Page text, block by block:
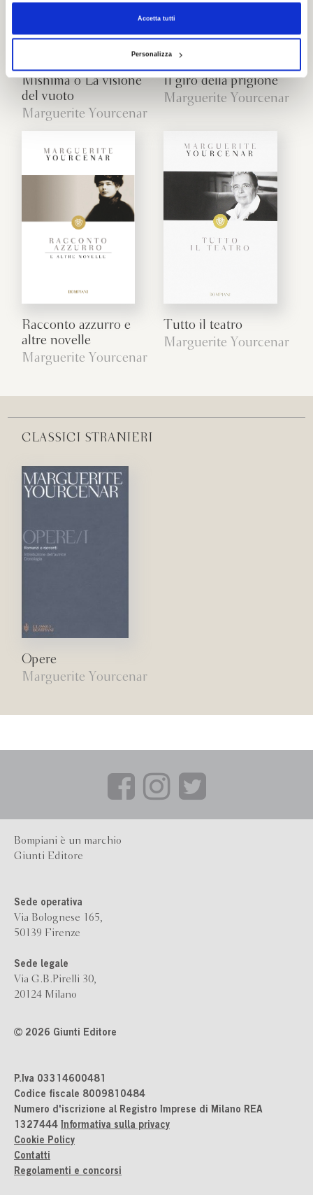
Accetta tutti
Personalizza
Mishima o La visione
del vuoto
Marguerite Yourcenar
Il giro della prigione
Marguerite Yourcenar
Racconto azzurro e
altre novelle
Marguerite Yourcenar
Tutto il teatro
Marguerite Yourcenar
CLASSICI STRANIERI
Opere
Marguerite Yourcenar
Bompiani è un marchio
Giunti Editore
Sede operativa
Via Bolognese 165,
50139 Firenze
Sede legale
Via G.B.Pirelli 30,
20124 Milano
2026 Giunti Editore
P.Iva 03314600481
Codice fiscale 8009810484
Numero d'iscrizione al Registro Imprese di Milano REA
1327444 Informativa sulla privacy
Cookie Policy
Contatti
Regolamenti e concorsi